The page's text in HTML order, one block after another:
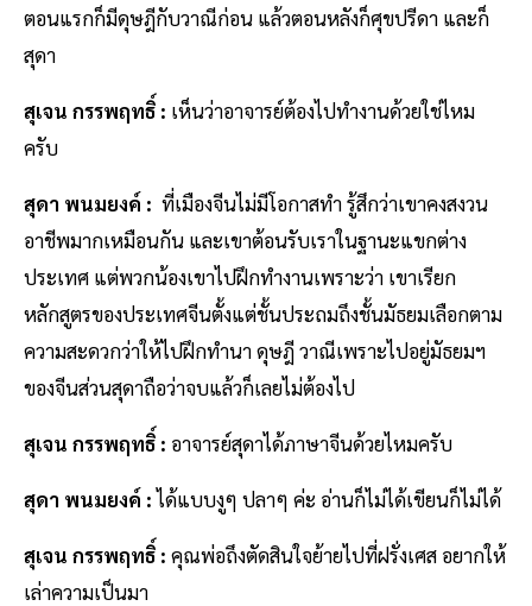
ตอนแรกก็มีดุษฎีกับวาณีก่อน แล้วตอนหลังก็ศุขปรีดา และก็
สุดา
สุเจน กรรพฤทธิ์ : เห็นว่าอาจารย์ต้องไปทำงานด้วยใช่ไหม
ครับ
สุดา พนมยงค์ : ที่เมืองจีนไม่มีโอกาสทำ รู้สึกว่าเขาคงสงวน
อาชีพมากเหมือนกัน และเขาต้อนรับเราในฐานะแขกต่าง
ประเทศ แต่พวกน้องเขาไปฝึกทำงานเพราะว่า เขาเรียก
หลักสูตรของประเทศจีนตั้งแต่ชั้นประถมถึงชั้นมัธยมเลือกตาม
ความสะดวกว่าให้ไปฝึกทำนา ดุษฎี วาณีเพราะไปอยู่มัธยมฯ
ของจีนส่วนสุดาถือว่าจบแล้วก็เลยไม่ต้องไป
สุเจน กรรพฤทธิ์ : อาจารย์สุดาได้ภาษาจีนด้วยไหมครับ
สุดา พนมยงค์ :ได้แบบงูๆ ปลาๆ ค่ะ อ่านก็ไม่ได้เขียนก็ไม่ได้
สุเจน กรรพฤทธิ์ : คุณพ่อถึงตัดสินใจย้ายไปที่ฝรั่งเศส อยากให้
เล่าความเป็นมา